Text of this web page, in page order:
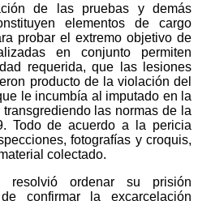
de las pruebas y demás
elementos de cargo
probar el extremo objetivo de
en conjunto permiten
requerida, que las lesiones
producto de la violación del
le incumbía al imputado en la
las normas de la
Todo de acuerdo a la pericia
fotografías y croquis,
colectado.
resolvió ordenar su prisión
confirmar la excarcelación